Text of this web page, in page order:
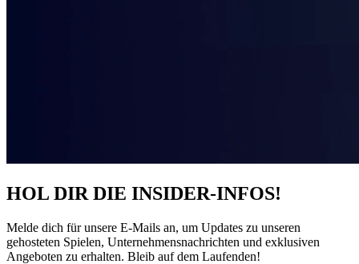
HOL DIR DIE INSIDER-INFOS!
Melde dich für unsere E-Mails an, um Updates zu unseren
gehosteten Spielen, Unternehmensnachrichten und exklusiven
Angeboten zu erhalten. Bleib auf dem Laufenden!